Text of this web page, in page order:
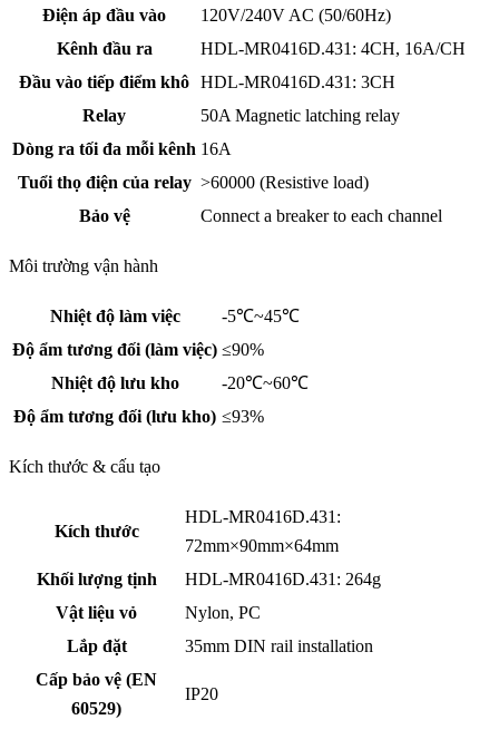
Điện áp đầu vào
120V/240V AC (50/60Hz)
Kênh đầu ra
HDL-MR0416D.431: 4CH, 16A/CH
Đầu vào tiếp điểm khô HDL-MR0416D.431: 3CH
Relay
50A Magnetic latching relay
Dòng ra tối đa mỗi kênh 16A
Tuổi thọ điện của relay >60000 (Resistive load)
Bảo vệ
Connect a breaker to each channel
Môi trường vận hành
Nhiệt độ làm việc
-5℃~45℃
Độ ẩm tương đối (làm việc) ≤90%
Nhiệt độ lưu kho
-20℃~60℃
Độ ẩm tương đối (lưu kho) ≤93%
Kích thước & cấu tạo
Kích thước
HDL-MR0416D.431:
72mm×90mm×64mm
Khối lượng tịnh
HDL-MR0416D.431: 264g
Vật liệu vỏ
Nylon, PC
Lắp đặt
35mm DIN rail installation
Cấp bảo vệ (EN
60529)
IP20